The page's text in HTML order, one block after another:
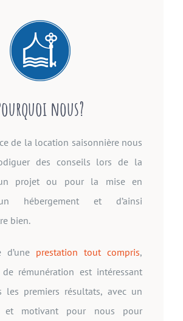
nous?
de la location saisonnière nous
des conseils lors de la
projet ou pour la mise en
hébergement et d’ainsi
bien.
prestation tout compris,
rémunération est intéressant
les premiers résultats, avec un
et motivant pour nous pour